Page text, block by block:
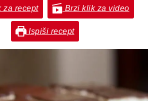
za recept Brzi klik za video
Ispiši recept